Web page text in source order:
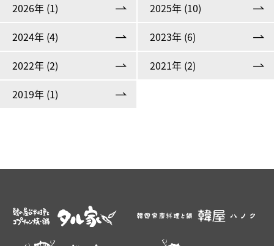
2026年 (1)
2025年 (10)
2024年 (4)
2023年 (6)
2022年 (2)
2021年 (2)
2019年 (1)